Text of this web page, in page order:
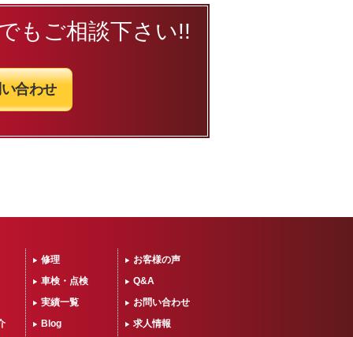
もご相談下さい!!
合わせ
修理
車検・点検
実績一覧
Blog
お客様の声
Q&A
お問い合わせ
求人情報